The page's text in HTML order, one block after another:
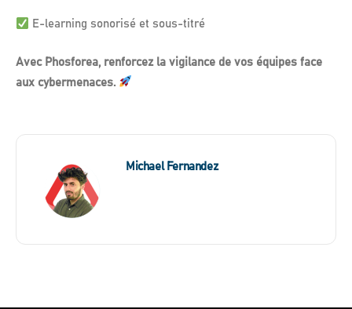
E-learning sonorisé et sous-titré
Avec Phosforea, renforcez la vigilance de vos équipes face
aux cybermenaces.
Michael Fernandez